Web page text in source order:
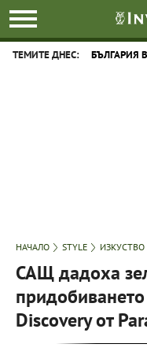
ТЕМИТЕ ДНЕС: БЪЛГАРИЯ
НАЧАЛО STYLE ИЗКУСТВО
САЩ дадоха
Discovery от